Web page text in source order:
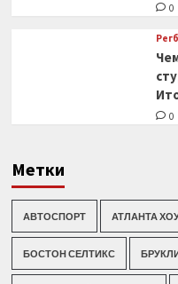
0
0
Метки
АВТОСПОРТ АТЛАНТА
БОСТОН СЕЛТИКС